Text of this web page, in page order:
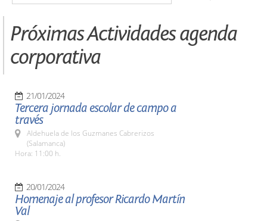
Próximas Actividades agenda
corporativa
21/01/2024
Tercera jornada escolar de campo a
través
Aldehuela de los Guzmanes Cabrerizos
(Salamanca)
Hora: 11:00 h.
20/01/2024
Homenaje al profesor Ricardo Martín
Val